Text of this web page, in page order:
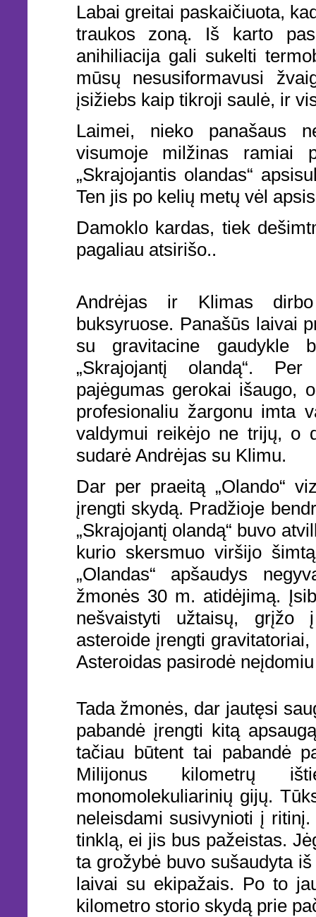
Labai greitai paskaičiuota,
traukos zoną. Iš karto
anihiliacija gali sukelti
mūsų nesusiformavusi
įsižiebs kaip tikroji saulė, ir
Laimei, nieko panašaus
visumoje milžinas ramiai
„Skrajojantis olandas“
Ten jis po kelių metų vėl
Damoklo kardas, tiek
pagaliau atsirišo..
Andrėjas ir Klimas dirbo
buksyruose. Panašūs laivai
su gravitacine gaudykle
„Skrajojantį olandą“.
pajėgumas gerokai išaugo,
profesionaliu žargonu imta
valdymui reikėjo ne trijų, o
sudarė Andrėjas su Klimu.
Dar per praeitą „Olando“
įrengti skydą. Pradžioje
„Skrajojantį olandą“ buvo
kurio skersmuo viršijo
„Olandas“ apšaudys
žmonės 30 m. atidėjimą.
nešvaistyti užtaisų, grįžo
asteroide įrengti
Asteroidas pasirodė neįdomiu
Tada žmonės, dar jautęsi
pabandė įrengti kitą
tačiau būtent tai pabandė
Milijonus kilometrų
monomolekuliarinių gijų.
neleisdami susivynioti į
tinklą, ei jis bus pažeistas.
ta grožybė buvo sušaudyta
laivai su ekipažais. Po to
kilometro storio skydą prie